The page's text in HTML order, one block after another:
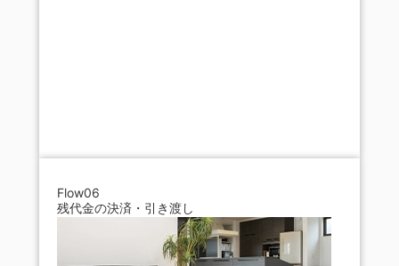
Flow06
残代金の決済・引き渡し